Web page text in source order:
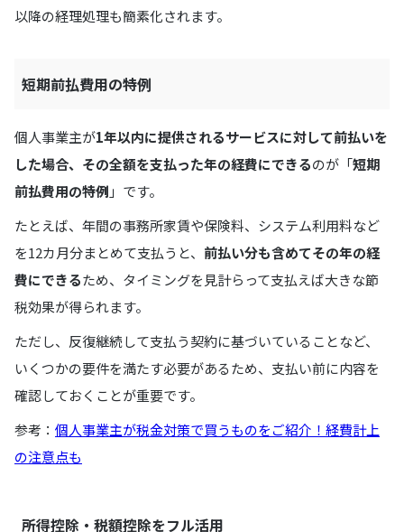
以降の経理処理も簡素化されます。
短期前払費用の特例
個人事業主が1年以内に提供されるサービスに対して前払いを
した場合、その全額を支払った年の経費にできるのが「短期
前払費用の特例 」です。
たとえば、年間の事務所家賃や保険料、システム利用料など
を12カ月分まとめて支払うと、 前払い分も含めてその年の経
費にできるため、タイミングを見計らって支払えば大きな節
税効果が得られます。
ただし、反復継続して支払う契約に基づいていることなど、
いくつかの要件を満たす必要があるため、支払い前に内容を
確認しておくことが重要です。
参考： 個人事業主が税金対策で買うものをご紹介！経費計上
の注意点も
所得控除・税額控除をフル活用